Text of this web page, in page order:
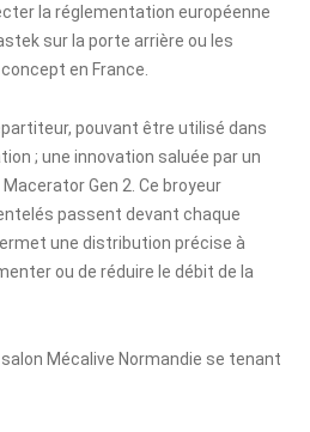
la réglementation européenne
sur la porte arrière ou les
en France.
pouvant être utilisé dans
; une innovation saluée par un
Gen 2. Ce broyeur
passent devant chaque
une distribution précise à
ou de réduire le débit de la
Mécalive Normandie se tenant